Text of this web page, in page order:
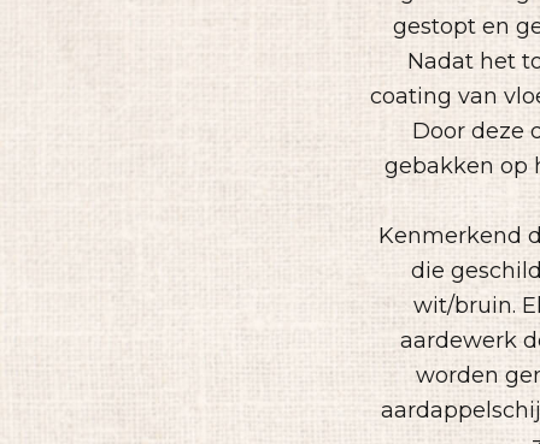
gestopt en
Nadat het
coating van
Door deze
gebakken op
Kenmerkend
die
wit/bruin.
aardewerk
worden